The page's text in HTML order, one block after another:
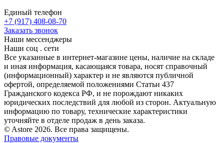
Единый телефон
+7 (917) 408-08-70
Заказать звонок
Наши мессенджеры
Наши соц . сети
Все указанные в интернет-магазине цены, наличие на складе
и иная информация, касающаяся товара, носят справочный
(информационный) характер и не являются публичной
офертой, определяемой положениями Статьи 437
Гражданского кодекса РФ, и не порождают никаких
юридических последствий для любой из сторон. Актуальную
информацию по товару, технические характеристики
уточняйте в отделе продаж в день заказа.
© Astore 2026. Все права защищены.
Правовые документы